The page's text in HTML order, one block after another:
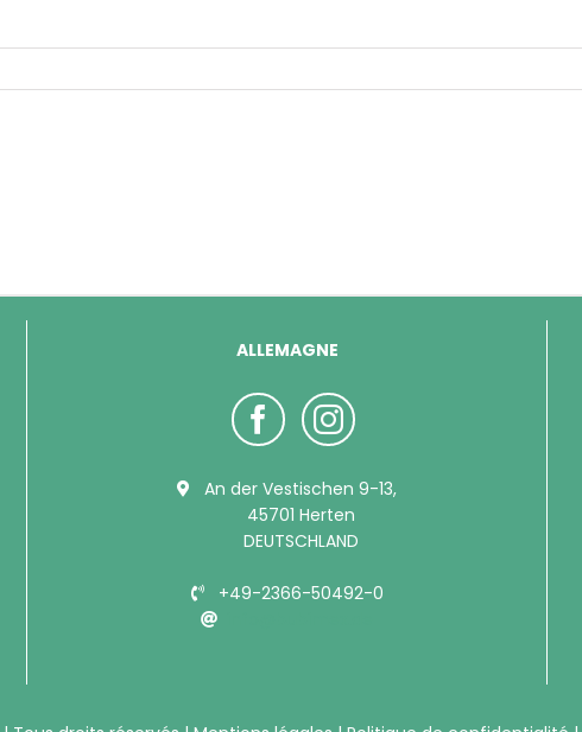
ALLEMAGNE
An der Vestischen 9-13,
45701 Herten
DEUTSCHLAND
+49-2366-50492-0